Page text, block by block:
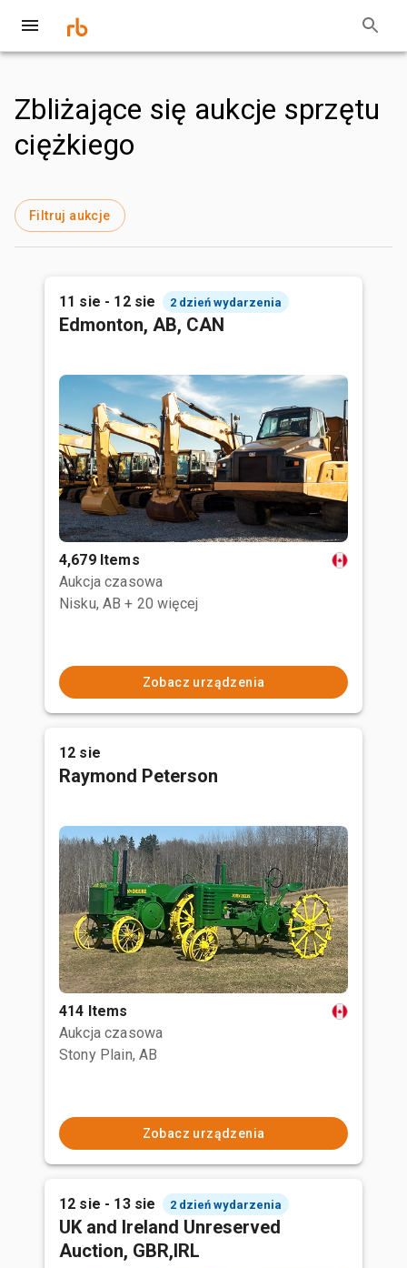
Zbliżające się aukcje sprzętu
ciężkiego
Filtruj aukcje
11 sie - 12 sie 2 dzień wydarzenia
Edmonton, AB, CAN
4,679 Items
Aukcja czasowa
Nisku, AB + 20 więcej
Zobacz urządzenia
12 sie
Raymond Peterson
414 Items
Aukcja czasowa
Stony Plain, AB
Zobacz urządzenia
12 sie - 13 sie 2 dzień wydarzenia
UK and Ireland Unreserved
Auction, GBR,IRL